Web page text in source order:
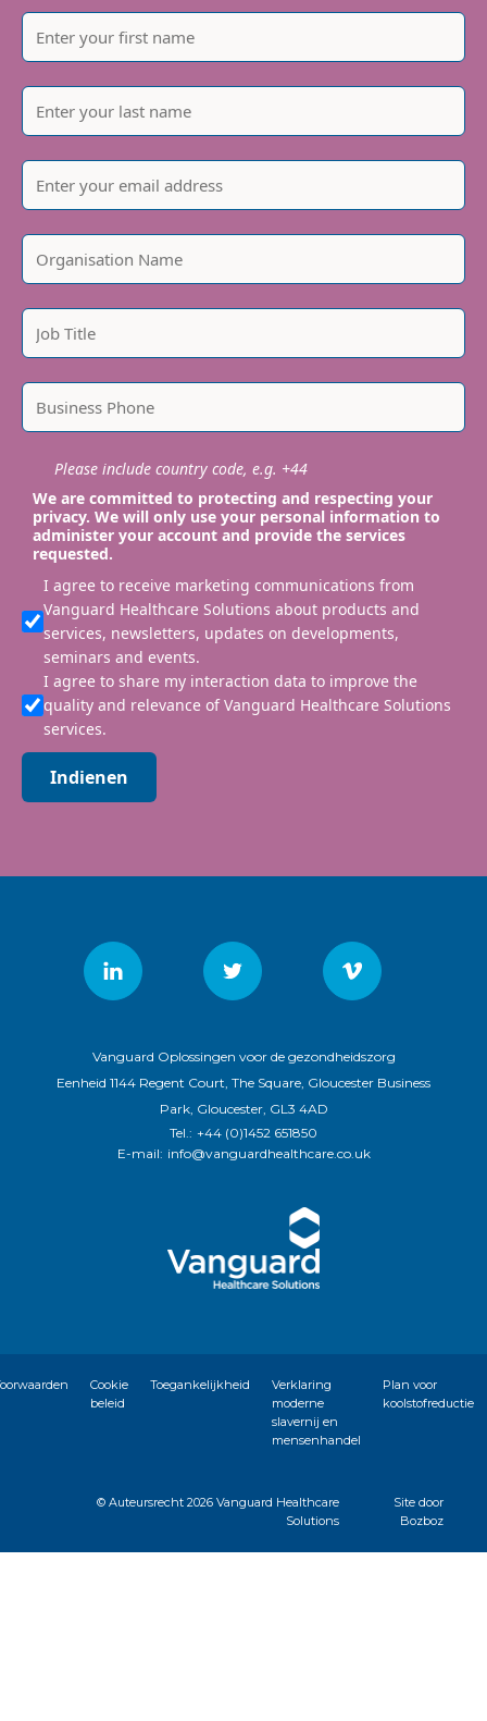
Please include country code, e.g. +44
We are committed to protecting and respecting your
privacy. We will only use your personal information to
administer your account and provide the services
requested.
I agree to receive marketing communications from
Vanguard Healthcare Solutions about products and
services, newsletters, updates on developments,
seminars and events.
I agree to share my interaction data to improve the
quality and relevance of Vanguard Healthcare Solutions
services.
Indienen
Vanguard Oplossingen voor de gezondheidszorg
Eenheid 1144 Regent Court, The Square, Gloucester Business
Park, Gloucester, GL3 4AD
Tel.: +44 (0)1452 651850
E-mail: info@vanguardhealthcare.co.uk
Cookie
beleid
Toegankelijkheid
Verklaring
moderne
slavernij en
mensenhandel
Plan voor
koolstofreductie
© Auteursrecht 2026 Vanguard Healthcare
Solutions
Site door
Bozboz